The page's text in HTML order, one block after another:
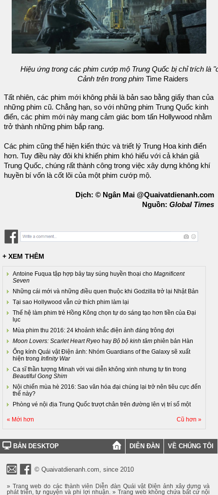
Hiệu ứng trong các phim cướp mộ Trung Quốc bị chỉ trích là
Cảnh trên trong phim Time Raiders
Tất nhiên, các phim mới không phải là bản sao bằng giấy than của
những phim cũ. Chẳng hạn, so với những phim Trung Quốc kinh
điển, các phim mới này mang cảm giác bom tấn Hollywood nhằm
trở thành những phim bắp rang.
Các phim cũng thể hiện kiến thức và triết lý Trung Hoa kinh điển
hơn. Tuy điều này đôi khi khiến phim khó hiểu với cả khán giả
Trung Quốc, chúng rất thành công trong việc xây dựng không khí
huyền bí vốn là cốt lõi của một phim cướp mộ.
Dịch: © Ngân Mai @Quaivatdienanh.com
Nguồn: Global Times
+ XEM THÊM
Antoine Fuqua tập hợp bảy tay súng huyền thoại cho Magnificent
Seven
Những cái mới và những điều quen thuộc khi Godzilla trở lại Nhật Bản
Tại sao Hollywood vẫn cứ thích phim làm lại
Thế hệ làm phim trẻ Hồng Kông chọn tự do sáng tạo hơn tiền của Đại
lục
Mùa phim thu 2016: 24 khoảnh khắc điện ảnh đáng trông đợi
Moon Lovers: Scarlet Heart Ryeo hay Bộ bộ kinh tâm phiên bản Hàn
Ống kính Quái vật Điện ảnh: Nhóm Guardians of the Galaxy sẽ xuất
hiện trong Infinity War
Ca sĩ thần tượng Minah với vai diễn không xinh nhưng tự tin trong
Beautiful Gong Shim
Nội chiến mùa hè 2016: Sao văn hóa đại chúng lại trở nên tiêu cực đến
thế này?
Phòng vé nội địa Trung Quốc trượt chân trên đường lên vị trí số một
« Mới hơn Cũ hơn »
BẢN DESKTOP DIỄN ĐÀN VỀ CHÚNG TÔI
© Quaivatdienanh.com, since 2010
» Trang web do các thành viên Diễn đàn Quái vật Điện ảnh xây dựng và
phát triển, tự nguyện và phi lợi nhuận. » Trang web không chứa bất cứ nội